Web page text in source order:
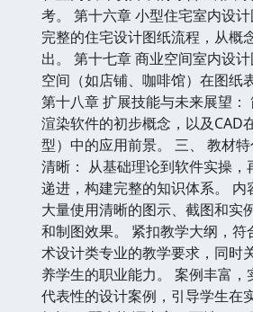
考。 第十六章 小型住宅室内设
完整的住宅设计图纸流程，从概
出。 第十七章 商业空间室内设
空间（如店铺、咖啡馆）在图纸
第十八章 扩展技能与未来展望：
渲染软件的初步概念，以及CAD
型）中的应用前景。 三、 教材
清晰： 从基础理论到软件实操
递进，构建完整的知识体系。 内
大量使用清晰的图示、截图和实
和制图效果。 紧扣教学大纲，
术设计类专业的教学要求，同时
养学生的职业能力。 案例丰富
代表性的设计案例，引导学生在